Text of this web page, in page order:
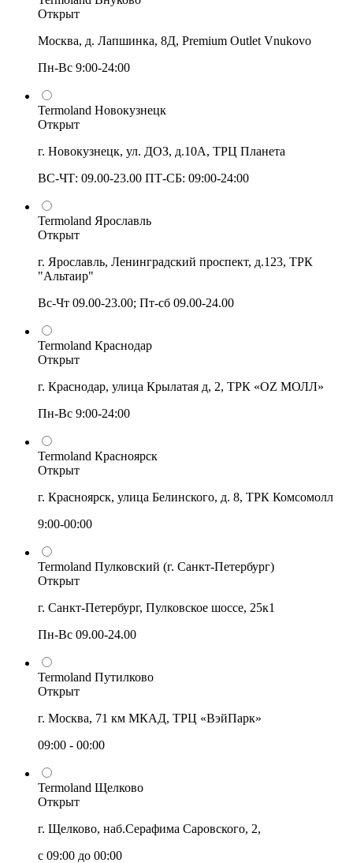
Открыт
Москва, д. Лапшинка, 8Д, Premium Outlet Vnukovo
Пн-Вс 9:00-24:00
Termoland Новокузнецк
Открыт
г. Новокузнецк, ул. ДОЗ, д.10А, ТРЦ Планета
ВС-ЧТ: 09.00-23.00 ПТ-СБ: 09:00-24:00
Termoland Ярославль
Открыт
г. Ярославль, Ленинградский проспект, д.123, ТРК
"Альтаир"
Вс-Чт 09.00-23.00; Пт-сб 09.00-24.00
Termoland Краснодар
Открыт
г. Краснодар, улица Крылатая д, 2, ТРК «OZ МОЛЛ»
Пн-Вс 9:00-24:00
Termoland Красноярск
Открыт
г. Красноярск, улица Белинского, д. 8, ТРК Комсомолл
9:00-00:00
Termoland Пулковский (г. Санкт-Петербург)
Открыт
г. Санкт-Петербург, Пулковское шоссе, 25к1
Пн-Вс 09.00-24.00
Termoland Путилково
Открыт
г. Москва, 71 км МКАД, ТРЦ «ВэйПарк»
09:00 - 00:00
Termoland Щелково
Открыт
г. Щелково, наб.Серафима Саровского, 2,
с 09:00 до 00:00